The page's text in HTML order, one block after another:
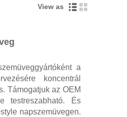
View as
a
koncentrál
Támogatjuk az OEM
És
napszemüvegen.